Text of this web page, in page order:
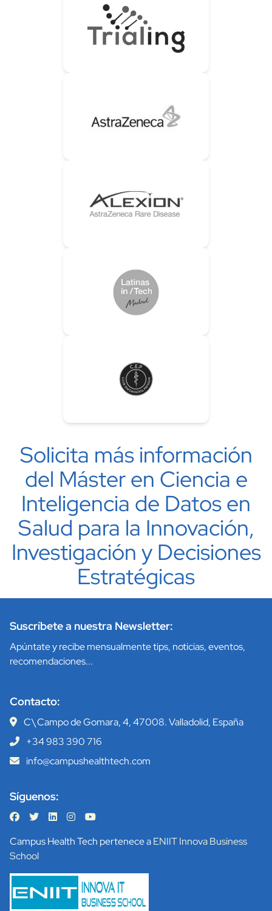
Solicita más información
del Máster en Ciencia e
Inteligencia de Datos en
Salud para la Innovación,
Investigación y Decisiones
Estratégicas
Suscríbete a nuestra Newsletter:
Apúntate y recibe mensualmente tips, noticias, eventos,
recomendaciones...
Contacto:
C\ Campo de Gomara, 4, 47008. Valladolid, España
+34 983 390 716
info@campushealthtech.com
Síguenos:
Campus Health Tech pertenece aENIIT Innova Business
School